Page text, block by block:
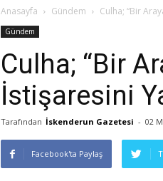
Anasayfa Gündem Culha; “Bir
Gündem
Culha; “Bir
İstişaresini
Tarafından İskenderun Gazetesi - 02
Facebook'ta Paylaş